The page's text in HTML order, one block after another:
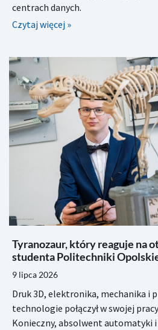
centrach danych.
Czytaj więcej »
Tyranozaur, który reaguje na
studenta Politechniki
9 lipca 2026
Druk 3D, elektronika, mechanika i
technologie połączył w swojej
Konieczny, absolwent automatyki